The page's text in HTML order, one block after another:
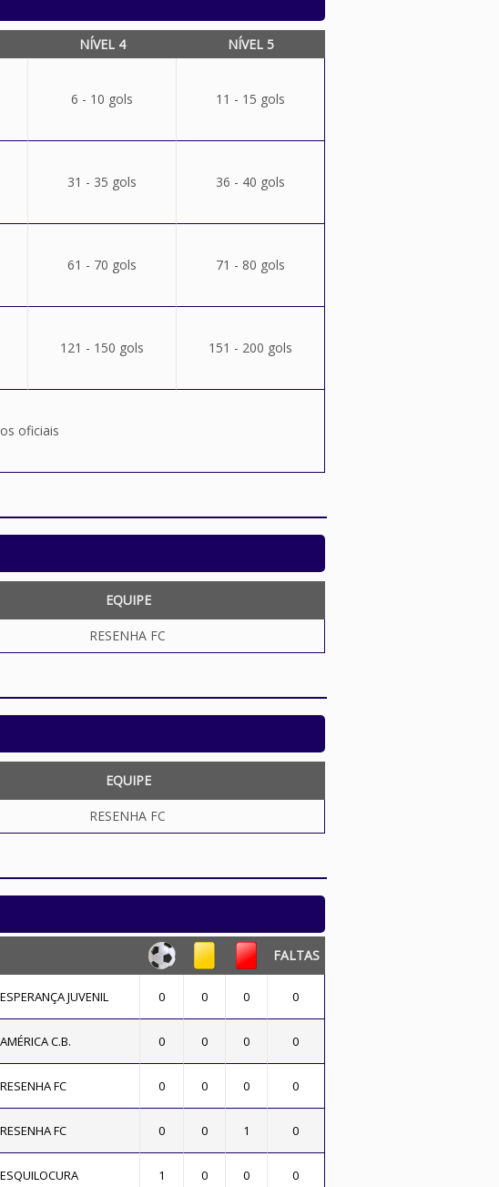
NÍVEL 4 NÍVEL 5
6 - 10 gols 11 - 15 gols
31 - 35 gols 36 - 40 gols
61 - 70 gols 71 - 80 gols
121 - 150 gols 151 - 200 gols
oficiais
EQUIPE
RESENHA FC
EQUIPE
RESENHA FC
FALTAS
ESPERANÇA JUVENIL 0 0 0 0
AMÉRICA C.B. 0 0 0 0
RESENHA FC 0 0 0 0
RESENHA FC 0 0 1 0
ESQUILOCURA 1 0 0 0